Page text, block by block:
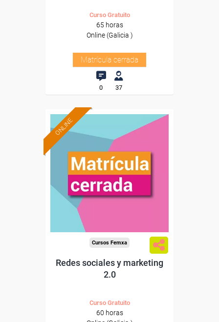
Curso Gratuito
65 horas
Online (Galicia )
Matrícula cerrada
0 37
ONLINE
Cursos Femxa
Redes sociales y marketing
2.0
Curso Gratuito
60 horas